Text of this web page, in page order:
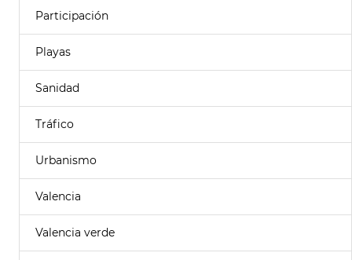
Participación
Playas
Sanidad
Tráfico
Urbanismo
Valencia
Valencia verde